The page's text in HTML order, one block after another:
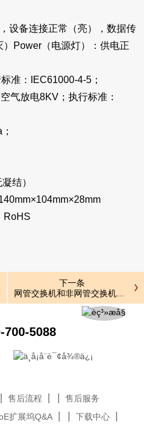
设备连接正常（亮），数据传
Power（电源灯）：供电正
准：IEC61000-4-5；
气放电8KV；执行标准：
结）
RoHS
同您真的了解了吗？
下一条
网管交换机和非网管交换机的不
700-5088
售后流程
售后服务
扩展坞Q&A 下载中心